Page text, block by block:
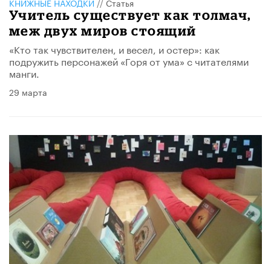
Учитель существует как толмач,
меж двух миров стоящий
«Кто так чувствителен, и весел, и остер»: как
подружить персонажей «Горя от ума» с читателями
манги.
29 марта